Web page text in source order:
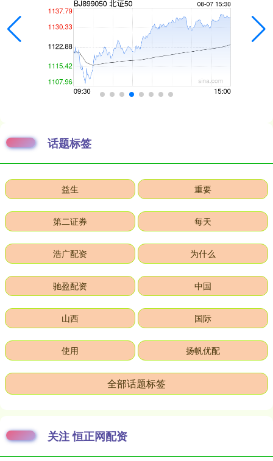
话题标签
益生 重要
第二证券 每天
浩广配资 为什么
驰盈配资 中国
山西 国际
使用 扬帆优配
全部话题标签
关注 恒正网配资